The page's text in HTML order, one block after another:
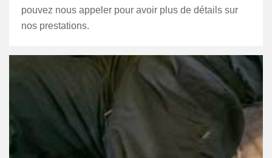
pouvez nous appeler pour avoir plus de détails sur
nos prestations.